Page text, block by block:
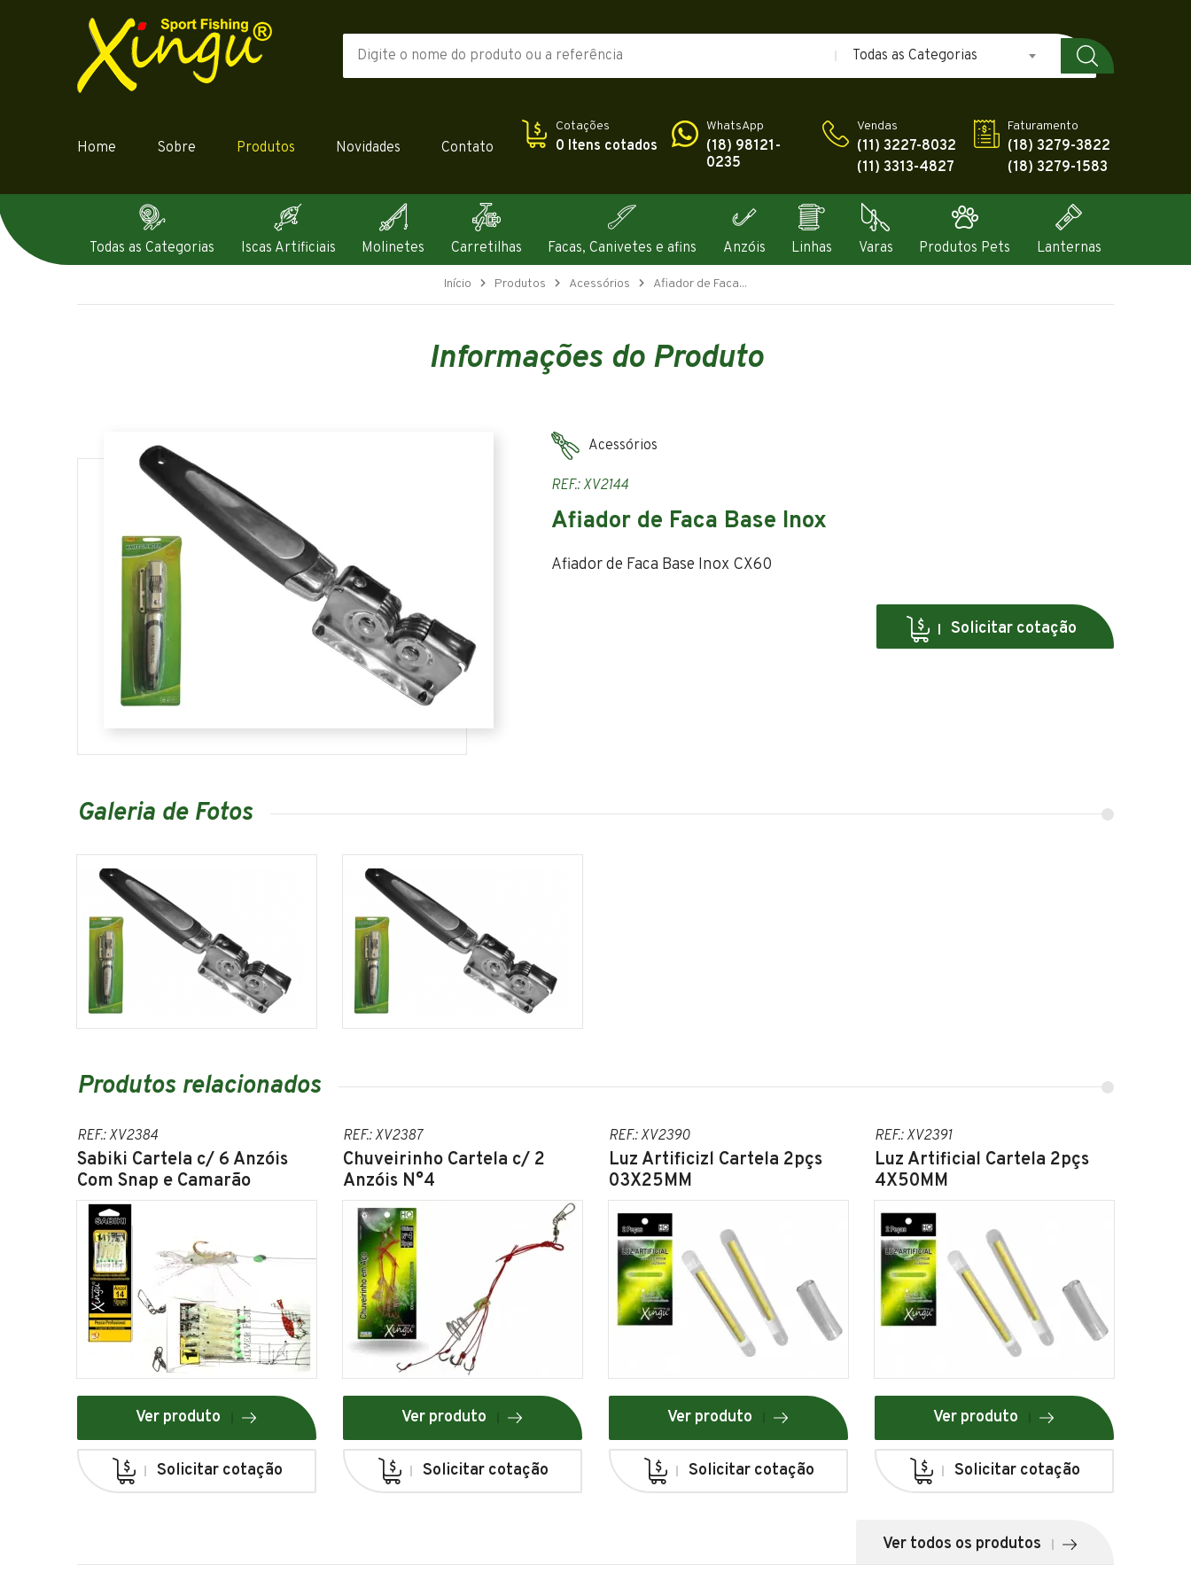
Todas as Categorias
Home Sobre Produtos Novidades Contato
Cotações
0 Itens cotados
WhatsApp
(18) 98121-
0235
Vendas
(11) 3227-8032
(11) 3313-4827
Faturamento
(18) 3279-3822
(18) 3279-1583
Todas as Categorias Iscas Artificiais Molinetes Carretilhas Facas, Canivetes e afins Anzóis Linhas Varas Produtos Pets Lanternas
Início Produtos Acessórios Afiador de Faca...
Informações do Produto
Acessórios
REF.: XV2144
Afiador de Faca Base Inox
Afiador de Faca Base Inox CX60
Solicitar cotação
Galeria de Fotos
Produtos relacionados
REF.: XV2384
Sabiki Cartela c/ 6 Anzóis
Com Snap e Camarão
Ver produto
Solicitar cotação
REF.: XV2387
Chuveirinho Cartela c/ 2
Anzóis N°4
Ver produto
Solicitar cotação
REF.: XV2390
Luz Artificizl Cartela 2pçs
03X25MM
Ver produto
Solicitar cotação
REF.: XV2391
Luz Artificial Cartela 2pçs
4X50MM
Ver produto
Solicitar cotação
Ver todos os produtos